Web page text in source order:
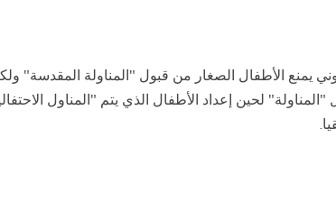
يمنع الأطفال الصغار من قبول "المناولة المقدسة"
لحين إعداد الأطفال الذي يتم "المناول
.